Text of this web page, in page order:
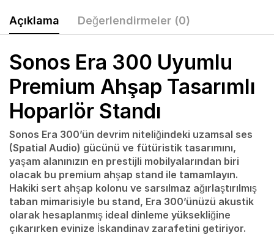
Açıklama Değerlendirmeler (0)
Sonos Era 300 Uyumlu
Premium Ahşap Tasarımlı
Hoparlör Standı
Sonos Era 300’ün devrim niteliğindeki uzamsal ses
(Spatial Audio) gücünü ve fütüristik tasarımını,
yaşam alanınızın en prestijli mobilyalarından biri
olacak bu premium ahşap stand ile tamamlayın.
Hakiki sert ahşap kolonu ve sarsılmaz ağırlaştırılmış
taban mimarisiyle bu stand, Era 300’ünüzü akustik
olarak hesaplanmış ideal dinleme yüksekliğine
çıkarırken evinize İskandinav zarafetini getiriyor.